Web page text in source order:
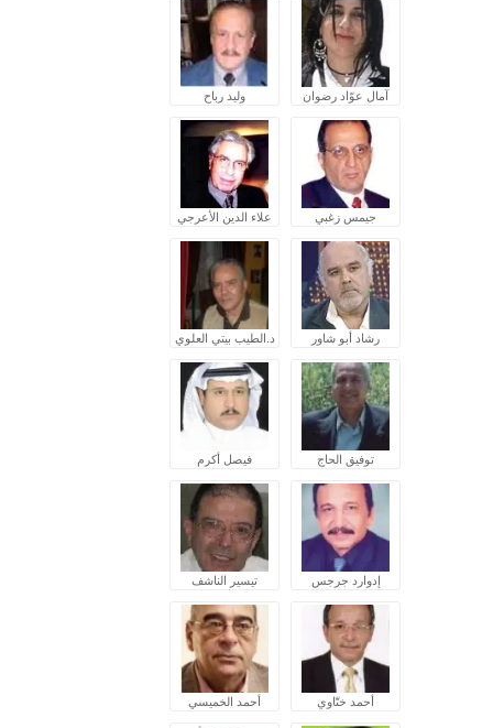
آمال عوّاد رضوان وليد رباح
جيمس زغبي علاء الدين الأعرجي
رشاد أبو شاور د.الطيب بيتي العلوي
توفيق الحاج فيصل أكرم
إدوارد جرجس تيسير الناشف
أحمد ختّاوي أحمد الخميسي